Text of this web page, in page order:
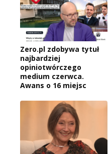
Zero.pl zdobywa tytuł
najbardziej
opiniotwórczego
medium czerwca.
Awans o 16 miejsc